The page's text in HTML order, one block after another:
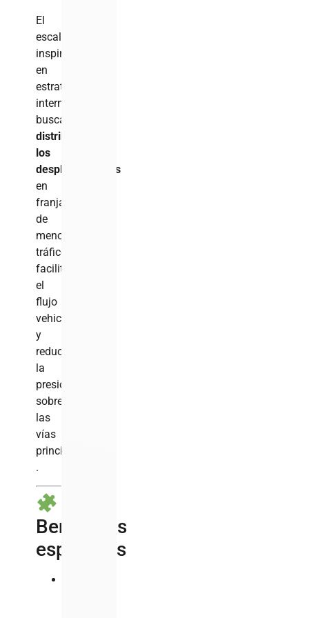
El
escalonamiento,
inspirado
en
estrategias
internacionales,
busca
distribuir
los
desplazamientos
en
franjas
de
menor
tráfico,
facilitando
el
flujo
vehicular
y
reduciendo
la
presión
sobre
las
vías
principales
.
Beneficios
esperados